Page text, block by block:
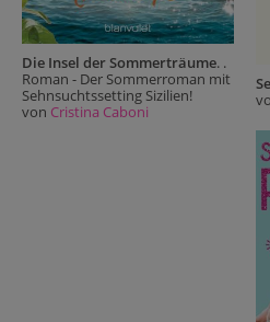
Die Insel der Sommerträume. .
Roman - Der Sommerroman mit
Sehnsuchtssetting Sizilien!
von Cristina Caboni